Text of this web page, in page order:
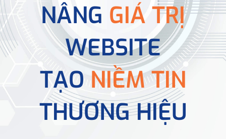
NÂNG GIÁ TRỊ
WEBSITE
TẠONIỀM TIN
THƯƠNG HIỆU